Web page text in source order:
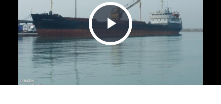
Play Video